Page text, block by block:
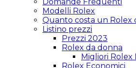
Modelli Rolex
Quanto costa un Rolex
Listino prezzi
Prezzi 2023
Rolex da donna
Migliori Rolex
Rolex Economici